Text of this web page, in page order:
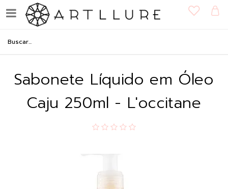
Sabonete Líquido em Óleo
Caju 250ml - L'occitane